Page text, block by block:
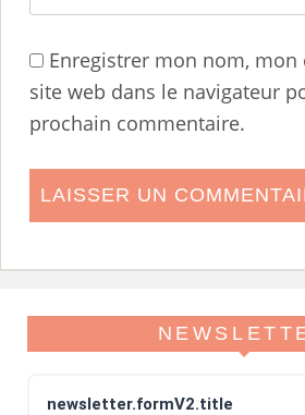
Enregistrer mon nom,
site web dans le navigateur
prochain commentaire.
newsletter.formV2.title